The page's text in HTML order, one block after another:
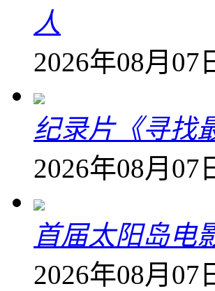
人
2026年08月07
纪录片《寻找
2026年08月07
首届太阳岛电
2026年08月07